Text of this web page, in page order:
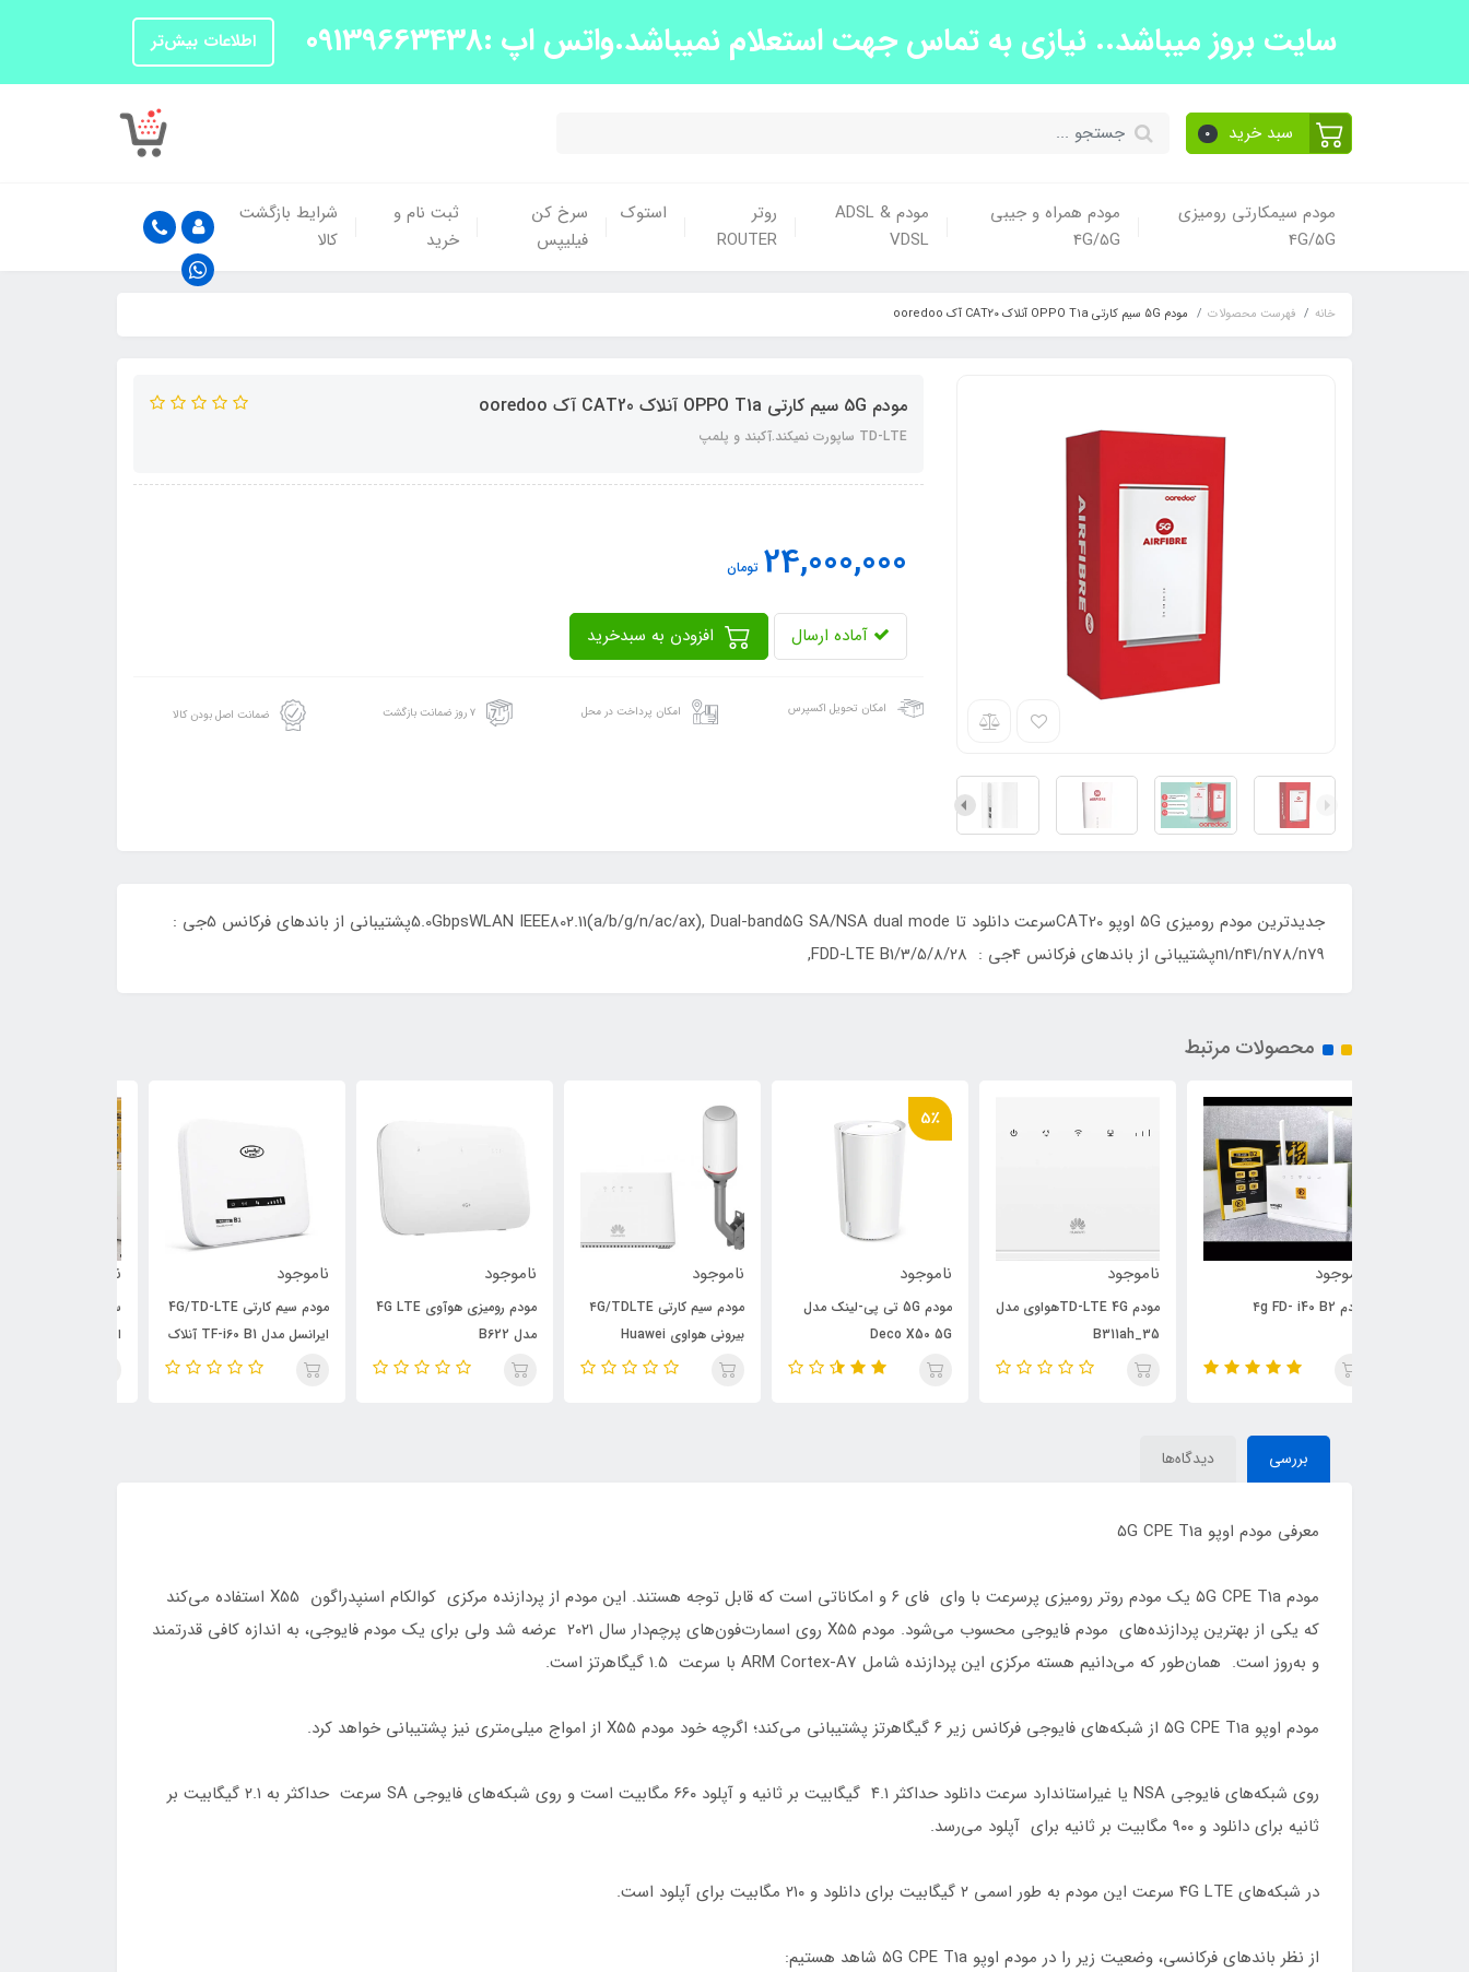
سایت بروز میباشد.. نیازی به تماس جهت استعلام نمیباشد.واتس اپ :09139663438 اطلاعات بیش‌تر
سبد خرید 0
مودم سیمکارتی رومیزی
4G/5G
مودم همراه و جیبی
4G/5G
مودم ADSL &
VDSL
روتر
ROUTER
استوک
سرخ کن
فیلیپس
ثبت نام و
خرید
شرایط بازگشت
کالا
خانه فهرست محصولات مودم 5G سیم کارتی OPPO T1a آنلاک CAT20 آک ooredoo
مودم 5G سیم کارتی OPPO T1a آنلاک CAT20 آک ooredoo
TD-LTE ساپورت نمیکند.آکبند و پلمپ
24,000,000 تومان
آماده ارسال
امکان تحویل اکسپرس امکان پرداخت در محل ۷ روز ضمانت بازگشت ضمانت اصل بودن کالا
جدیدترین مودم رومیزی 5G اوپو CAT20سرعت دانلود تا 5.0GbpsWLAN IEEE802.11(a/b/g/n/ac/ax), Dual-band5G SA/NSA dual modeپشتیبانی از باندهای فرکانس 5جی :
n1/n41/n78/n79پشتیبانی از باندهای فرکانس 4جی : FDD-LTE B1/3/5/8/28,
محصولات مرتبط
ناموجود ناموجود
مودم 5G تی پی-لینک مدل
Deco X50 5G
ناموجود
مودم سیم کارتی ۴G/TDLTE
B2368
ناموجود
مودم رومیزی هوآوی 4G LTE
مدل B622
ناموجود
مودم سیم کارتی 4G/TD-LTE
ایرانسل مدل TF-i60 B1 آنلاک
ناموجود
سبد 5 عددی مودم آنلاک
ایرانسل مدل FD-i40-E2
بررسی دیدگاه‌ها
معرفی مودم اوپو ۵G CPE T1a
مودم ۵G CPE T1a یک مودم روتر رومیزی پرسرعت با وای فای ۶ و امکاناتی است که قابل توجه هستند. این مودم از پردازنده مرکزی کوالکام اسنپدراگون X55 استفاده می‌کند
که یکی از بهترین پردازنده‌های مودم فایوجی محسوب می‌شود. مودم X55 روی اسمارت‌فون‌های پرچم‌دار سال ۲۰۲۱ عرضه شد ولی برای یک مودم فایوجی، به اندازه کافی قدرتمند
و به‌روز است. همان‌طور که می‌دانیم هسته مرکزی این پردازنده شامل ARM Cortex-A7 با سرعت ۱.۵ گیگاهرتز است.
مودم اوپو ۵G CPE T1a از شبکه‌های فایوجی فرکانس زیر ۶ گیگاهرتز پشتیبانی می‌کند؛ اگرچه خود مودم X55 از امواج میلی‌متری نیز پشتیبانی خواهد کرد.
روی شبکه‌های فایوجی NSA یا غیراستاندارد سرعت دانلود حداکثر ۴.۱ گیگابیت بر ثانیه و آپلود ۶۶۰ مگابیت است و روی شبکه‌های فایوجی SA سرعت حداکثر به ۲.۱ گیگابیت بر
ثانیه برای دانلود و ۹۰۰ مگابیت بر ثانیه برای آپلود می‌رسد.
در شبکه‌های ۴G LTE سرعت این مودم به طور اسمی ۲ گیگابیت برای دانلود و ۲۱۰ مگابیت برای آپلود است.
از نظر باندهای فرکانسی، وضعیت زیر را در مودم اوپو ۵G CPE T1a شاهد هستیم: